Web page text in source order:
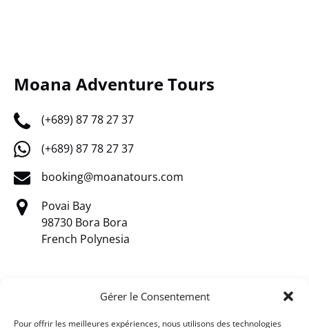
Gérer le Consentement
Pour offrir les meilleures expériences, nous utilisons des technologies
Moana Adventure Tours
(+689) 87 78 27 37
(+689) 87 78 27 37
booking@moanatours.com
Povai Bay
98730 Bora Bora
French Polynesia